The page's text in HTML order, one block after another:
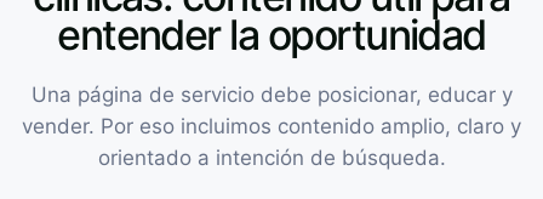
entender la oportunidad
Una página de servicio debe posicionar, educar y
vender. Por eso incluimos contenido amplio, claro y
orientado a intención de búsqueda.